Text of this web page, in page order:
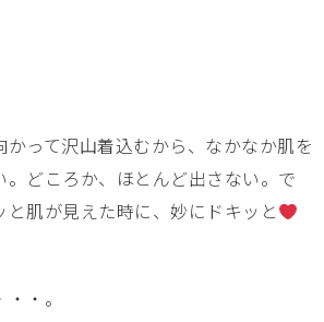
かって沢山着込むから、なかなか肌を
。どころか、ほとんど出さない。で
と肌が見えた時に、妙にドキッと
・。